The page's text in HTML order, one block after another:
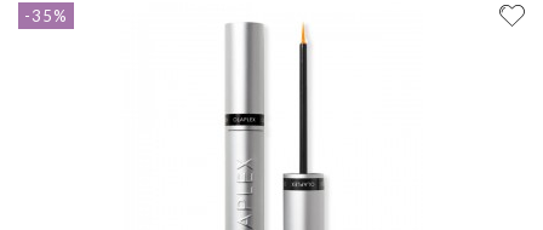
-35%